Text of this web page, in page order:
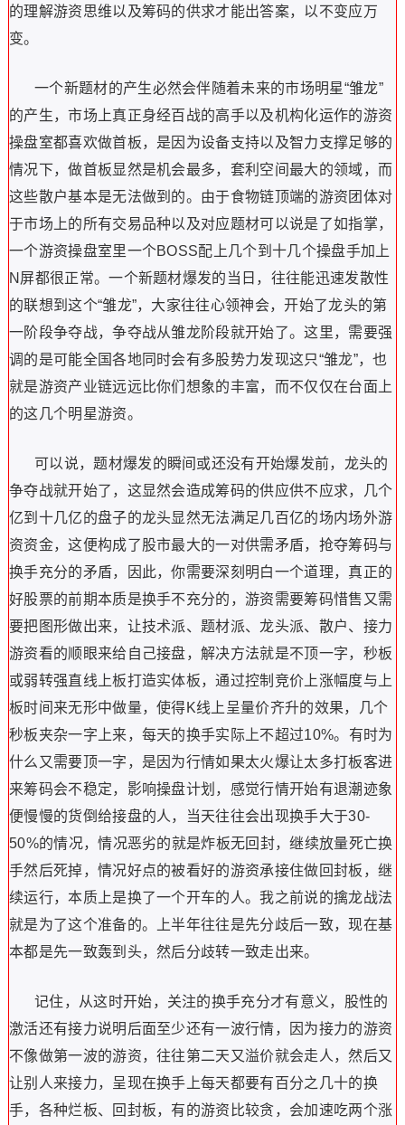
的理解游资思维以及筹码的供求才能出答案，以不变应万
变。
一个新题材的产生必然会伴随着未来的市场明星“雏龙”
的产生，市场上真正身经百战的高手以及机构化运作的游资
操盘室都喜欢做首板，是因为设备支持以及智力支撑足够的
情况下，做首板显然是机会最多，套利空间最大的领域，而
这些散户基本是无法做到的。由于食物链顶端的游资团体对
于市场上的所有交易品种以及对应题材可以说是了如指掌，
一个游资操盘室里一个BOSS配上几个到十几个操盘手加上
N 屏都很正常。一个新题材爆发的当日，往往能迅速发散性
的联想到这个“雏龙”，大家往往心领神会，开始了龙头的第
一阶段争夺战，争夺战从雏龙阶段就开始了。这里，需要强
调的是可能全国各地同时会有多股势力发现这只“雏龙”，也
就是游资产业链远远比你们想象的丰富，而不仅仅在台面上
的这几个明星游资。
可以说，题材爆发的瞬间或还没有开始爆发前，龙头的
争夺战就开始了，这显然会造成筹码的供应供不应求，几个
亿到十几亿的盘子的龙头显然无法满足几百亿的场内场外游
资资金，这便构成了股市最大的一对供需矛盾，抢夺筹码与
换手充分的矛盾，因此，你需要深刻明白一个道理，真正的
好股票的前期本质是换手不充分的，游资需要筹码惜售又需
要把图形做出来，让技术派、题材派、龙头派、散户、接力
游资看的顺眼来给自己接盘，解决方法就是不顶一字，秒板
或弱转强直线上板打造实体板，通过控制竞价上涨幅度与上
板时间来无形中做量，使得K线上呈量价齐升的效果，几个
秒板夹杂一字上来，每天的换手实际上不超过10%。有时为
什么又需要顶一字，是因为行情如果太火爆让太多打板客进
来筹码会不稳定，影响操盘计划，感觉行情开始有退潮迹象
便慢慢的货倒给接盘的人，当天往往会出现换手大于30-
50%的情况，情况恶劣的就是炸板无回封，继续放量死亡换
手然后死掉，情况好点的被看好的游资承接住做回封板，继
续运行，本质上是换了一个开车的人。我之前说的擒龙战法
就是为了这个准备的。上半年往往是先分歧后一致，现在基
本都是先一致轰到头，然后分歧转一致走出来。
记住，从这时开始，关注的换手充分才有意义，股性的
激活还有接力说明后面至少还有一波行情，因为接力的游资
不像做第一波的游资，往往第二天又溢价就会走人，然后又
让别人来接力，呈现在换手上每天都要有百分之几十的换
手，各种烂板、回封板，有的游资比较贪，会加速吃两个涨